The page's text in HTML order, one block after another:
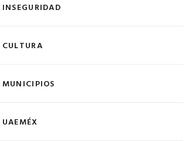
INSEGURIDAD
CULTURA
MUNICIPIOS
UAEMÉX